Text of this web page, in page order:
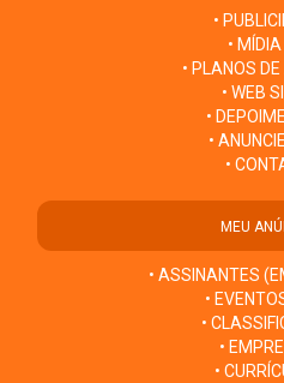
•
•
• PLANOS
• WEB
•
•
•
MEU
• ASSINANTES
•
•
•
•